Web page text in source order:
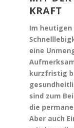
KRAFT
Im
eine
kurzfristig
sind zum
die
Aber auch